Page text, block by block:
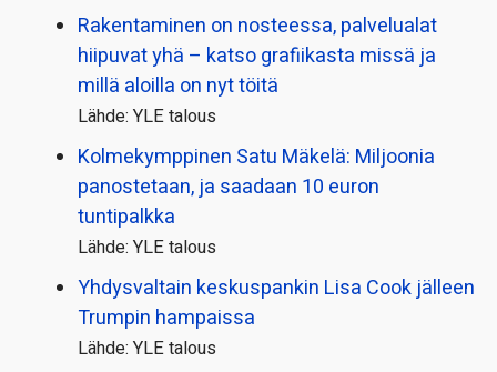
Rakentaminen on nosteessa, palvelualat
hiipuvat yhä – katso grafiikasta missä ja
millä aloilla on nyt töitä
Lähde: YLE talous
Kolmekymppinen Satu Mäkelä: Miljoonia
panostetaan, ja saadaan 10 euron
tuntipalkka
Lähde: YLE talous
Yhdysvaltain keskuspankin Lisa Cook jälleen
Trumpin hampaissa
Lähde: YLE talous